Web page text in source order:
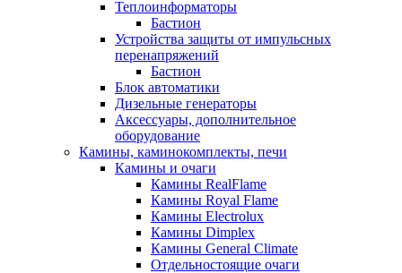
Теплоинформаторы
Бастион
Устройства защиты от импульсных
перенапряжений
Бастион
Блок автоматики
Дизельные генераторы
Аксессуары, дополнительное
оборудование
Камины, каминокомплекты, печи
Камины и очаги
Камины RealFlame
Камины Royal Flame
Камины Electrolux
Камины Dimplex
Камины General Climate
Отдельностоящие очаги